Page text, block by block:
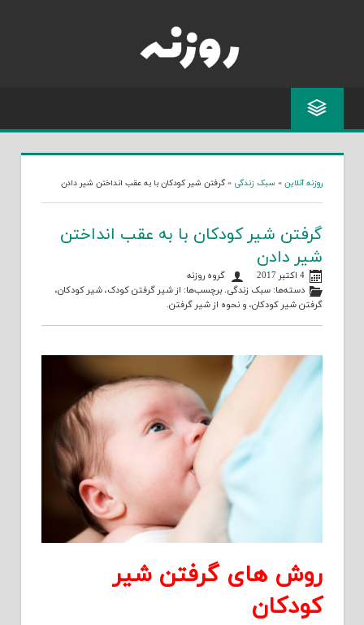
روزنه آنلاین » سبک زندگی » گرفتن شیر کودکان با به عقب انداختن شیر دادن
گرفتن شیر کودکان با به عقب انداختن
شیر دادن
4 اکتبر 2017
گروه روزنه
دسته‌ها:سبک زندگی. برچسب‌ها: از شیر گرفتن کودک،شیر کودکان،
گرفتن شیر کودکان، و نحوه از شیر گرفتن.
روش های گرفتن شیر
کودکان